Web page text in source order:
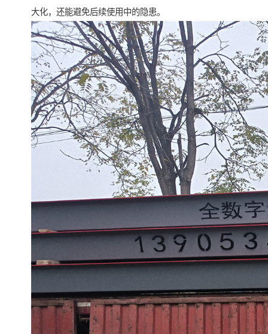
大化，还能避免后续使用中的隐患。